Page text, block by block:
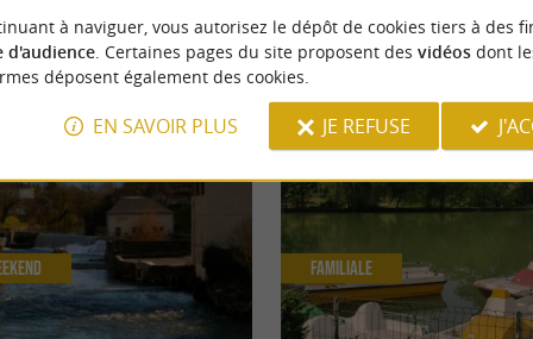
AVONS TESTÉPOUR
Familiale
à naviguer, vous autorisez le dépôt de cookies tiers à des
d'audience. Certaines pages du site proposent des vidéosdont
déposent également des cookies.
EN SAVOIR PLUS JE REFUSE